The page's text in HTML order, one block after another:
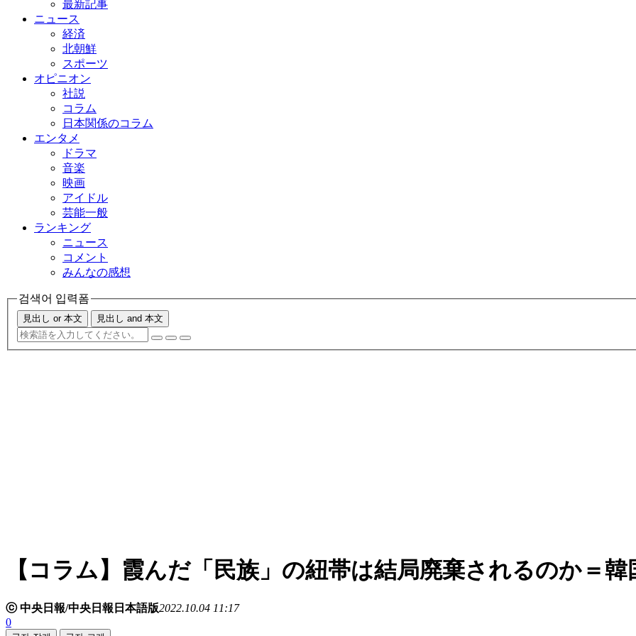
最新記事
ニュース
経済
北朝鮮
スポーツ
オピニオン
社説
コラム
日本関係のコラム
エンタメ
ドラマ
音楽
映画
アイドル
芸能一般
ランキング
ニュース
コメント
みんなの感想
검색어 입력폼
見出し or 本文 見出し and 本文
【コラム】霞んだ「民族」の紐帯は結局廃棄されるのか＝韓
ⓒ 中央日報/中央日報日本語版2022.10.04 11:17
0